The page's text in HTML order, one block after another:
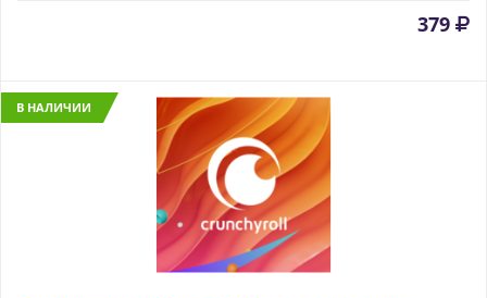
379
В НАЛИЧИИ